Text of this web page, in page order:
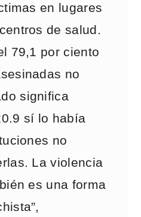
en lugares
de salud.
79,1 por ciento
no
significa
sí lo había
no
La violencia
es una forma